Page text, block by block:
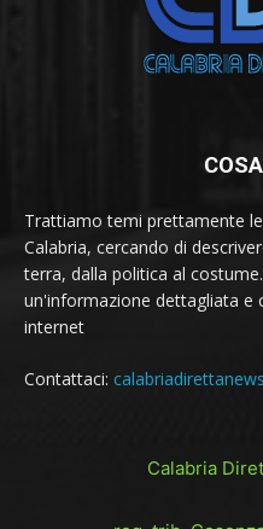
Trattiamo temi prettamente
Calabria, cercando di
terra, dalla politica al
un'informazione dettagliata e
internet
Contattaci:
Calabria